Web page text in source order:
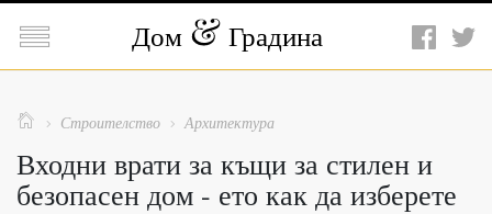
 Дом Градина
  Строителство  Архитектура
Входни врати за къщи за стилен и
безопасен дом - ето как да изберете